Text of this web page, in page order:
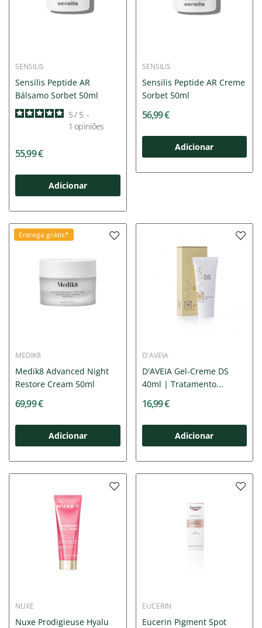
SENSILIS
Sensilis Peptide AR
Bálsamo Sorbet 50ml
5/ 5 -
1 opiniões
55,99 €
Adicionar
SENSILIS
Sensilis Peptide AR Creme
Sorbet 50ml
56,99 €
Adicionar
Entrega grátis*
MEDIK8
Medik8 Advanced Night
Restore Cream 50ml
69,99 €
Adicionar
D'AVEIA
D'AVEIA Gel-Creme DS
40ml | Tratamento...
16,99 €
Adicionar
NUXE
Nuxe Prodigieuse Hyalu
EUCERIN
Eucerin Pigment Spot